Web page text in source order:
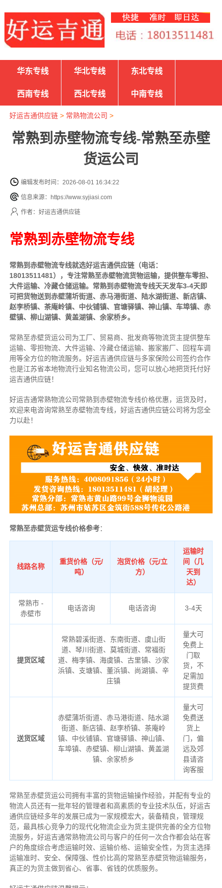
华东专线 华北专线 东北专线
西南专线 西北专线 中南专线
好运吉通供应链> 常熟物流公司 >
常熟到赤壁物流专线-常熟至赤壁
货运公司
编辑发布时间：2026-08-01 16:34:22
信息来源：https://www.syjiasi.com
作者：好运吉通供应链
常熟到赤壁物流专线
常熟到赤壁物流专线就选好运吉通供应链（电话：
18013511481），专注常熟至赤壁物流货物运输，提供整车零担、
大件运输、冷藏仓储运输。常熟到赤壁物流专线天天发车3-4天即
可把货物送到赤壁蒲圻街道、赤马港街道、陆水湖街道、新店镇、
赵李桥镇、茶庵岭镇、中伙铺镇、官塘驿镇、神山镇、车埠镇、赤
壁镇、柳山湖镇、黄盖湖镇、余家桥乡。
常熟至赤壁货运公司为工厂、贸易商、批发商等物流货主提供整车
运输、零担物流、大件运输、冷藏仓储运输、搬家搬厂、回程车调
用等全方位的物流服务。好运吉通供应链与多家保险公司签约合作
也是江苏省本地物流行业知名物流公司，您可以放心地把货托付好
运吉通供应链！
好运吉通常熟物流公司常熟到赤壁物流专线价格优惠，运货及时，
欢迎来电咨询常熟至赤壁物流专线，好运吉通供应链公司将为您全
力以赴！
常熟至赤壁货运专线价格参考：
线路名称
重货价格（元/
吨）
泡货价格（元/立
方）
运输时
间（几
天到
达）
常熟市 -
赤壁市
电话咨询 电话咨询 3-4天
提货区域
常熟碧溪街道、东南街道、虞山街
道、琴川街道、莫城街道、常福街
道、梅李镇、海虞镇、古里镇、沙家
浜镇、支塘镇、董浜镇、尚湖镇、辛
庄镇
量大可
免费上
门取
货，不
足需加
提货费
送货区域
赤壁蒲圻街道、赤马港街道、陆水湖
街道、新店镇、赵李桥镇、茶庵岭
镇、中伙铺镇、官塘驿镇、神山镇、
车埠镇、赤壁镇、柳山湖镇、黄盖湖
镇、余家桥乡
量大可
免费送
货上
门，偏
远及郊
县请咨
询客服
常熟至赤壁货运公司拥有丰富的货物运输操作经验，并配有专业的
物流人员还有一批年轻的管理者和高素质的专业技术队伍，好运吉
通供应链经多年的发展已成为一家规模宏大，装备精良，管理规
范，最具核心竞争力的现代化物流企业为货主提供完善的全方位物
流服务，好运吉通常熟物流公司与客户的任何一次合作都会站在客
户的角度综合考虑运输时效、运输价格、运输安全性，为货主选择
运输准时、安全、保障强、性价比高的常熟至赤壁货物运输服务，
真正的为货主做到省心、省事、省钱的优质服务。